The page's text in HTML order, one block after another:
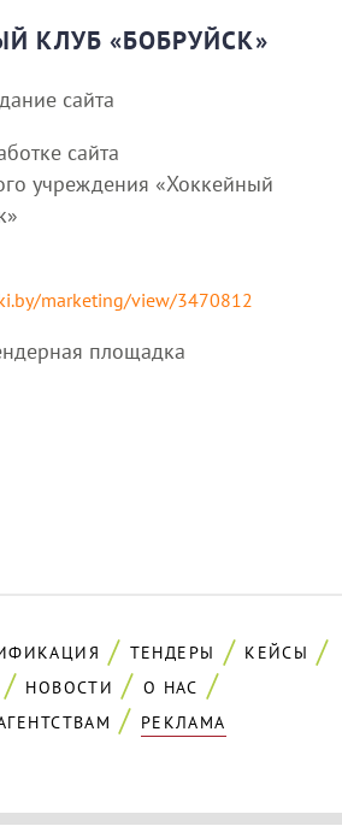
КЛУБ «БОБРУЙСК»
сайта
сайта
учреждения «Хоккейный
marketing/view/3470812
площадка
ТЕНДЕРЫ
КЕЙСЫ
НОВОСТИ
О НАС
РЕКЛАМА